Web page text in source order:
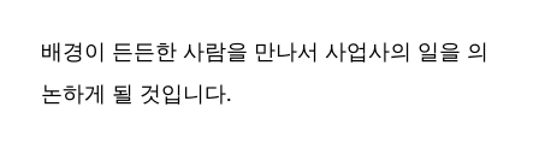
배경이 든든한 사람을 만나서 사업사의 일을 의
논하게 될 것입니다.